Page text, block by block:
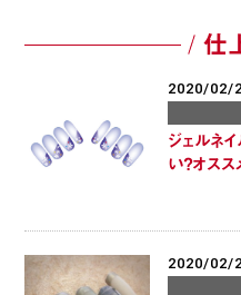
仕
2020/02/
ジェルネ
い？オス
2020/02/